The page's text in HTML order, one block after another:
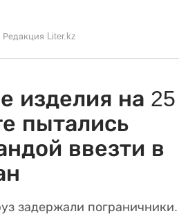
Редакция Liter.kz
изделия на 25
пытались
ввезти в
задержали пограничники.